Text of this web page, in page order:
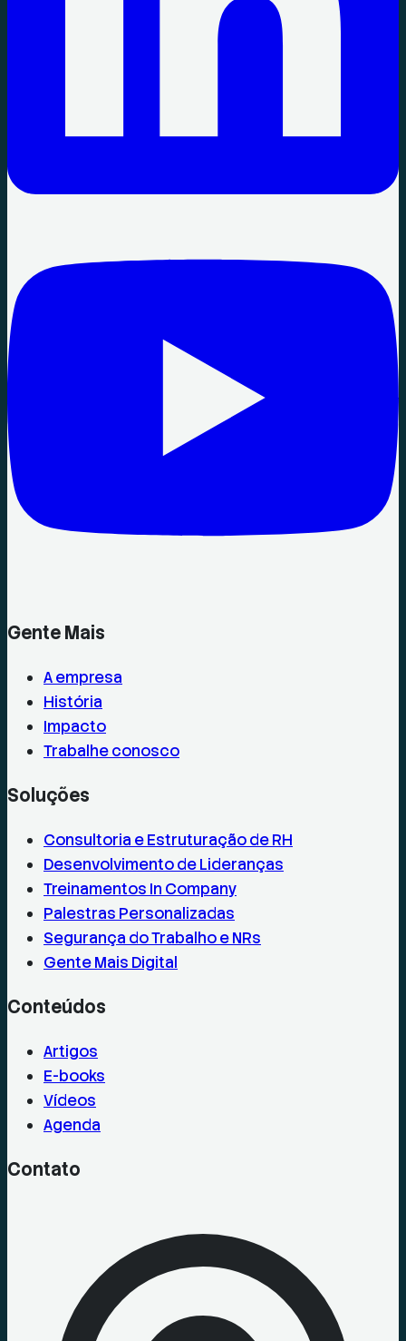
Gente Mais
A empresa
História
Impacto
Trabalhe conosco
Soluções
Consultoria e Estruturação de RH
Desenvolvimento de Lideranças
Treinamentos In Company
Palestras Personalizadas
Segurança do Trabalho e NRs
Gente Mais Digital
Conteúdos
Artigos
E-books
Vídeos
Agenda
Contato